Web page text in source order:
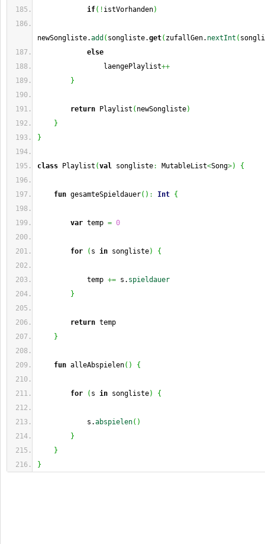
if( ! istVorhanden)
newSongliste.add ( songliste.get( zufallGen. nextInt (
else
laengePlaylist++
}
return Playlist ( newSongliste)
}
}
class Playlist (val songliste: MutableList<Song>) {
fun gesamteSpieldauer( ) : Int {
var temp = 0
for ( s in songliste) {
temp += s. spieldauer
}
return temp
}
fun alleAbspielen( ) {
for ( s in songliste) {
s.abspielen( )
}
}
}